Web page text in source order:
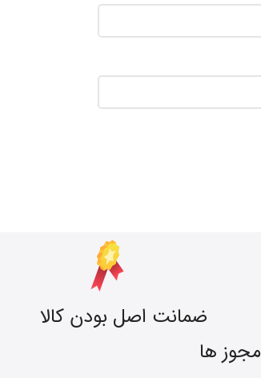
ضمانت اصل بودن کالا
مجوز ها